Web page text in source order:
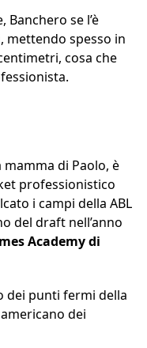
Banchero se l’è
, mettendo spesso in
cosa che
mamma di Paolo, è
professionistico
i campi della ABL
del draft nell’anno
Academy di
dei punti fermi della
dei